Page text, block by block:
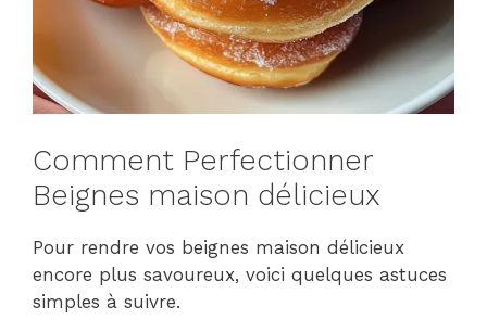
Comment Perfectionner
Beignes maison délicieux
Pour rendre vos beignes maison délicieux
encore plus savoureux, voici quelques astuces
simples à suivre.